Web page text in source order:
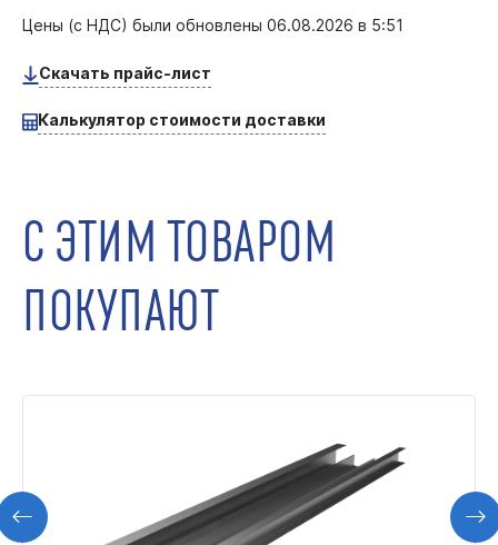
Цены (с НДС) были обновлены 06.08.2026 в 5:51
Скачать прайс-лист
Калькулятор стоимости доставки
С ЭТИМ ТОВАРОМ
ПОКУПАЮТ